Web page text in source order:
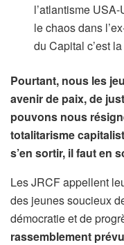
l’atlantisme
le chaos dans
du Capital c’est
Pourtant, nous les
avenir de paix, de
pouvons nous
totalitarisme
s’en sortir, il faut en
Les JRCF appellent
des jeunes soucieux
démocratie et de
rassemblement